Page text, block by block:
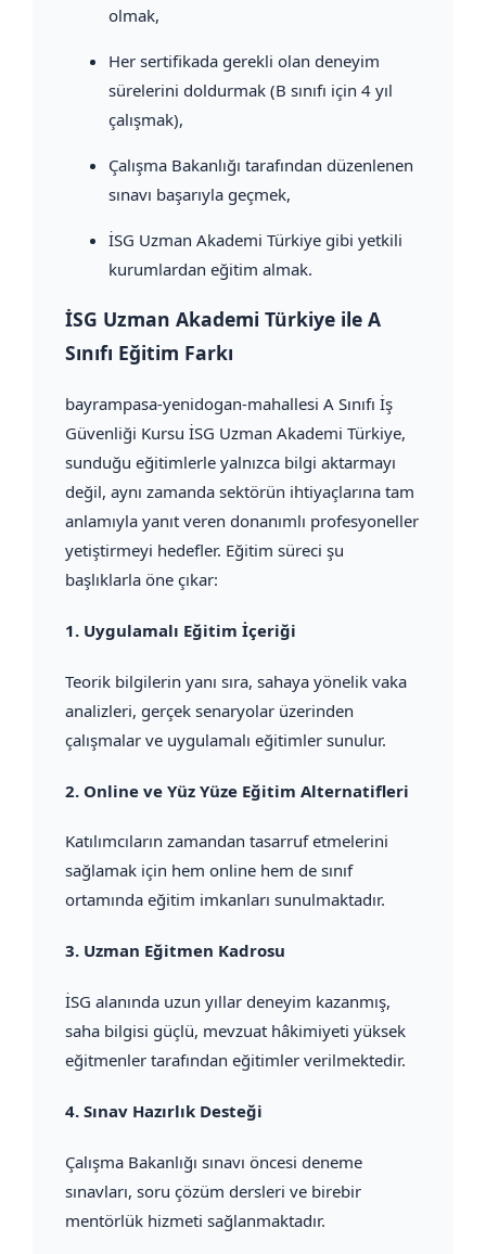
olmak,
Her sertifikada gerekli olan deneyim
sürelerini doldurmak (B sınıfı için 4 yıl
çalışmak),
Çalışma Bakanlığı tarafından düzenlenen
sınavı başarıyla geçmek,
İSG Uzman Akademi Türkiye gibi yetkili
kurumlardan eğitim almak.
İSG Uzman Akademi Türkiye ile A
Sınıfı Eğitim Farkı
bayrampasa-yenidogan-mahallesi A Sınıfı İş
Güvenliği Kursu İSG Uzman Akademi Türkiye,
sunduğu eğitimlerle yalnızca bilgi aktarmayı
değil, aynı zamanda sektörün ihtiyaçlarına tam
anlamıyla yanıt veren donanımlı profesyoneller
yetiştirmeyi hedefler. Eğitim süreci şu
başlıklarla öne çıkar:
1. Uygulamalı Eğitim İçeriği
Teorik bilgilerin yanı sıra, sahaya yönelik vaka
analizleri, gerçek senaryolar üzerinden
çalışmalar ve uygulamalı eğitimler sunulur.
2. Online ve Yüz Yüze Eğitim Alternatifleri
Katılımcıların zamandan tasarruf etmelerini
sağlamak için hem online hem de sınıf
ortamında eğitim imkanları sunulmaktadır.
3. Uzman Eğitmen Kadrosu
İSG alanında uzun yıllar deneyim kazanmış,
saha bilgisi güçlü, mevzuat hâkimiyeti yüksek
eğitmenler tarafından eğitimler verilmektedir.
4. Sınav Hazırlık Desteği
Çalışma Bakanlığı sınavı öncesi deneme
sınavları, soru çözüm dersleri ve birebir
mentörlük hizmeti sağlanmaktadır.